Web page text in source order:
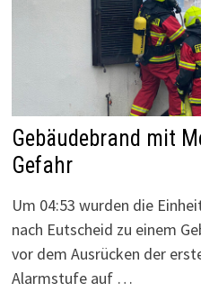
Gebäudebrand mit
Gefahr
Um 04:53 wurden die
nach Eutscheid zu einem
vor dem Ausrücken der
Alarmstufe auf …